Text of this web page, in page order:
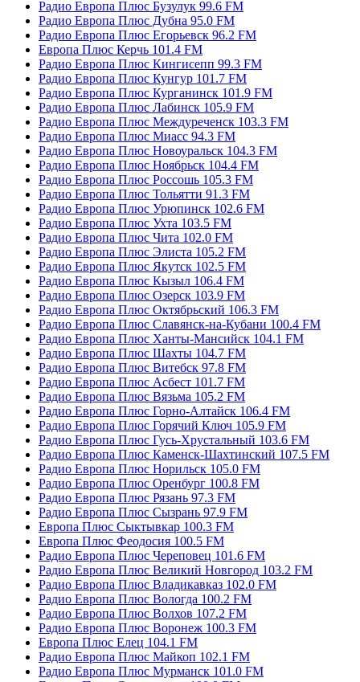
Радио Европа Плюс Бузулук 99.6 FM
Радио Европа Плюс Дубна 95.0 FM
Радио Европа Плюс Егорьевск 96.2 FM
Европа Плюс Керчь 101.4 FM
Радио Европа Плюс Кингисепп 99.3 FM
Радио Европа Плюс Кунгур 101.7 FM
Радио Европа Плюс Курганинск 101.9 FM
Радио Европа Плюс Лабинск 105.9 FM
Радио Европа Плюс Междуреченск 103.3 FM
Радио Европа Плюс Миасс 94.3 FM
Радио Европа Плюс Новоуральск 104.3 FM
Радио Европа Плюс Ноябрьск 104.4 FM
Радио Европа Плюс Россошь 105.3 FM
Радио Европа Плюс Тольятти 91.3 FM
Радио Европа Плюс Урюпинск 102.6 FM
Радио Европа Плюс Ухта 103.5 FM
Радио Европа Плюс Чита 102.0 FM
Радио Европа Плюс Элиста 105.2 FM
Радио Европа Плюс Якутск 102.5 FM
Радио Европа Плюс Кызыл 106.4 FM
Радио Европа Плюс Озерск 103.9 FM
Радио Европа Плюс Октябрьский 106.3 FM
Радио Европа Плюс Славянск-на-Кубани 100.4 FM
Радио Европа Плюс Ханты-Мансийск 104.1 FM
Радио Европа Плюс Шахты 104.7 FM
Радио Европа Плюс Витебск 97.8 FM
Радио Европа Плюс Асбест 101.7 FM
Радио Европа Плюс Вязьма 105.2 FM
Радио Европа Плюс Горно-Алтайск 106.4 FM
Радио Европа Плюс Горячий Ключ 105.9 FM
Радио Европа Плюс Гусь-Хрустальный 103.6 FM
Радио Европа Плюс Каменск-Шахтинский 107.5 FM
Радио Европа Плюс Норильск 105.0 FM
Радио Европа Плюс Оренбург 100.8 FM
Радио Европа Плюс Рязань 97.3 FM
Радио Европа Плюс Сызрань 97.9 FM
Европа Плюс Сыктывкар 100.3 FM
Европа Плюс Феодосия 100.5 FM
Радио Европа Плюс Череповец 101.6 FM
Радио Европа Плюс Великий Новгород 103.2 FM
Радио Европа Плюс Владикавказ 102.0 FM
Радио Европа Плюс Вологда 100.2 FM
Радио Европа Плюс Волхов 107.2 FM
Радио Европа Плюс Воронеж 100.3 FM
Европа Плюс Елец 104.1 FM
Радио Европа Плюс Майкоп 102.1 FM
Радио Европа Плюс Мурманск 101.0 FM